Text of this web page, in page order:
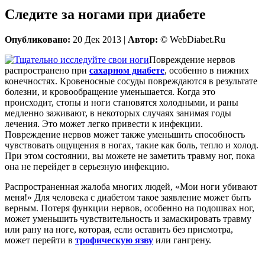
Следите за ногами при диабете
Опубликовано: 20 Дек 2013 | Автор: © WebDiabet.Ru
Повреждение нервов
распространено при сахарном диабете, особенно в нижних
конечностях. Кровеносные сосуды повреждаются в результате
болезни, и кровообращение уменьшается. Когда это
происходит, стопы и ноги становятся холодными, и раны
медленно заживают, в некоторых случаях занимая годы
лечения. Это может легко привести к инфекции.
Повреждение нервов может также уменьшить способность
чувствовать ощущения в ногах, такие как боль, тепло и холод.
При этом состоянии, вы можете не заметить травму ног, пока
она не перейдет в серьезную инфекцию.
Распространенная жалоба многих людей, «Мои ноги убивают
меня!» Для человека с диабетом такое заявление может быть
верным. Потеря функции нервов, особенно на подошвах ног,
может уменьшить чувствительность и замаскировать травму
или рану на ноге, которая, если оставить без присмотра,
может перейти в трофическую язву или гангрену.